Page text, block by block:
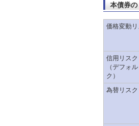
本債券
価格変動
信用リスク
（デフォ
ク）
為替リスク